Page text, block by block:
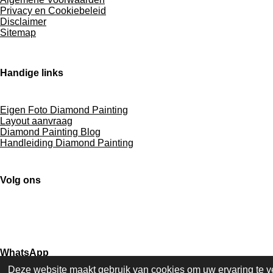
Deze website maakt gebruik van cookies om uw ervaring te
Privacy en Cookiebeleid
Disclaimer
Sitemap
Handige links
Eigen Foto Diamond Painting
Layout aanvraag
Diamond Painting Blog
Handleiding Diamond Painting
Volg ons
e
t
WhatsApp